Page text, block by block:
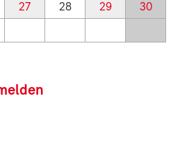
27 28 29
30